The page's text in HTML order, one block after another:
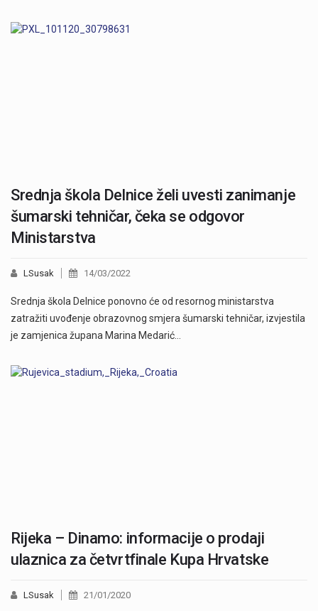
Srednja škola Delnice želi uvesti zanimanje
šumarski tehničar, čeka se odgovor
Ministarstva
LSusak 14/03/2022
Srednja škola Delnice ponovno će od resornog ministarstva
zatražiti uvođenje obrazovnog smjera šumarski tehničar, izvjestila
je zamjenica župana Marina Medarić…
Rijeka – Dinamo: informacije o prodaji
ulaznica za četvrtfinale Kupa Hrvatske
LSusak 21/01/2020